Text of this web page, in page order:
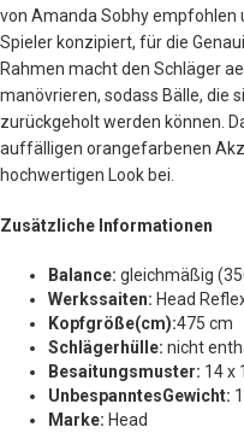
von Amanda Sobhy
Spieler konzipiert, für die
Rahmen macht den Schläger
manövrieren, sodass Bälle, die
zurückgeholt werden können.
auffälligen orangefarbenen
hochwertigen Look bei.
Zusätzliche Informationen
Balance: gleichmäßig
Werkssaiten: Head
Kopfgröße(cm):475 cm
Schlägerhülle: nicht
Besaitungsmuster: 14 x
UnbespanntesGewicht:
Marke: Head